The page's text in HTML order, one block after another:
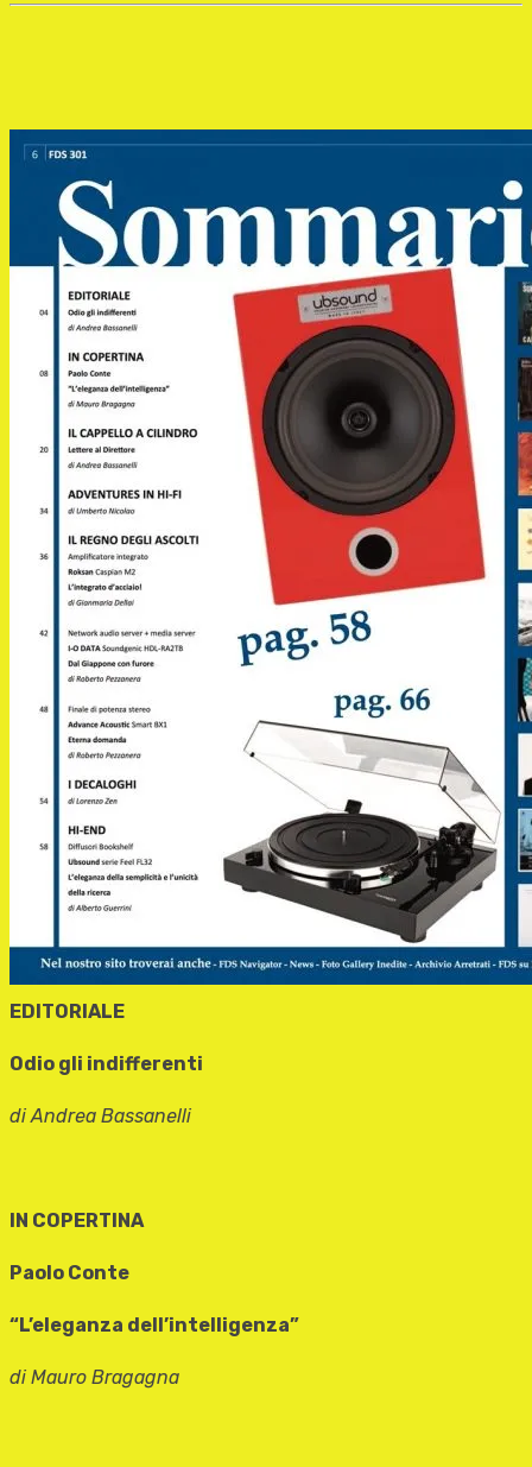
EDITORIALE
Odio gli indifferenti
di Andrea Bassanelli
IN COPERTINA
Paolo Conte
“L’eleganza dell’intelligenza”
di Mauro Bragagna